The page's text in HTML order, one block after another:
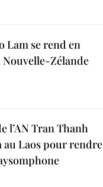
Lam se rend en
Nouvelle-Zélande
l’AN Tran Thanh
au Laos pour rendre